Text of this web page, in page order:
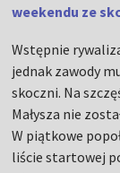
weekendu ze
Wstępnie
jednak zawody
skoczni. Na
Małysza nie
W piątkowe
liście startowej